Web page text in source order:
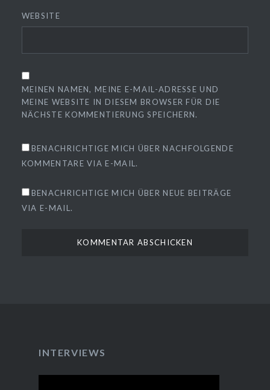
WEBSITE
MEINEN NAMEN, MEINE E-MAIL-ADRESSE UND
MEINE WEBSITE IN DIESEM BROWSER FÜR DIE
NÄCHSTE KOMMENTIERUNG SPEICHERN.
BENACHRICHTIGE MICH ÜBER NACHFOLGENDE
KOMMENTARE VIA E-MAIL.
BENACHRICHTIGE MICH ÜBER NEUE BEITRÄGE
VIA E-MAIL.
INTERVIEWS